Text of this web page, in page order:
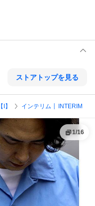
ストアトップを見る
【I】 インテリム │ INTERIM
1/16